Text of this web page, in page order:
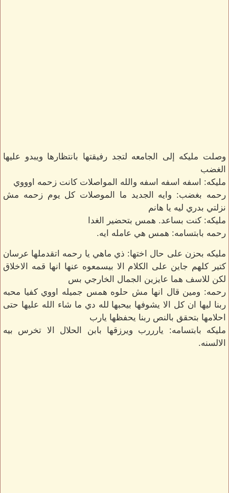
وصلت مليكه إلى الجامعه لتجد رفيقتها بانتظارها ويبدو عليها
الغضب
مليكه: اسفه اسفه اسفه والله المواصلات كانت زحمه اوووي
رحمه بغضب: وايه الجديد ما الموصلات كل يوم زحمه مش
نزلتي بدري ليه يا هانم
مليكه: كنت بساعد. همس بتحضير الغدا
رحمه بابتسامه: همس هي عامله ايه.
مليكه بحزن على حال اختها: ذي ماهي يا رحمه اتقدملها عرسان
كتير كلهم جاين على الكلام الا بيسمعوه عنها انها قمه الاخلاق
لكن للاسف هما عايزين الجمال الخارجي بس
رحمه: ومين قال انها مش حلوه همس جميله اووي كفيا محبه
ربنا ليها ان كل الا يشوفها بيحبها لله دي ما شاء الله عليها حتى
احلامها بتحقق بالنص ربنا يحفظها يارب
مليكه بابتسامه: يارررب ويرزقها بابن الحلال الا تخرس بيه
الالسنه.